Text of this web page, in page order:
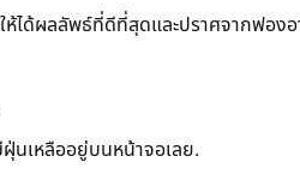
ได้ผลลัพธ์ที่ดีที่สุดและปราศจากฟอง
นเหลืออยู่บนหน้าจอเลย.